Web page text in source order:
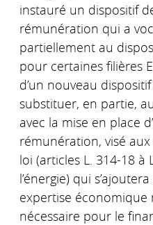
instauré un dispositif
rémunération qui a
partiellement au
pour certaines filières
d’un nouveau
substituer, en partie,
avec la mise en place
rémunération, visé
loi (articles L. 314-18 à
l’énergie) qui
expertise économique
nécessaire pour le